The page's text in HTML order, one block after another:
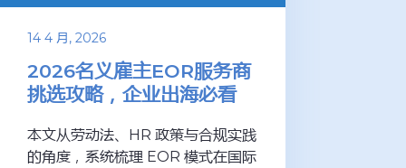
14 4 月, 2026
2026名义雇主EOR服务商
挑选攻略，企业出海必看
本文从劳动法、HR 政策与合规实践
的角度，系统梳理 EOR 模式在国际